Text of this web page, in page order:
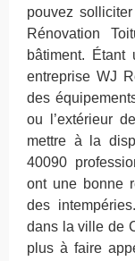
pouvez
Rénovation
bâtiment. Étant
entreprise WJ
des
ou l’extérieur
mettre à la
40090
ont une bonne
des
dans la ville de
plus à faire